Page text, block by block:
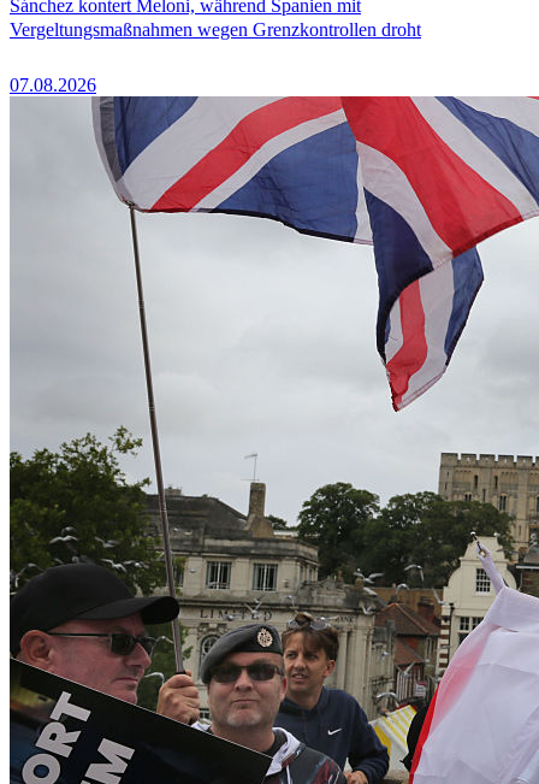
Sánchez kontert Meloni, während Spanien mit
Vergeltungsmaßnahmen wegen Grenzkontrollen droht
07.08.2026